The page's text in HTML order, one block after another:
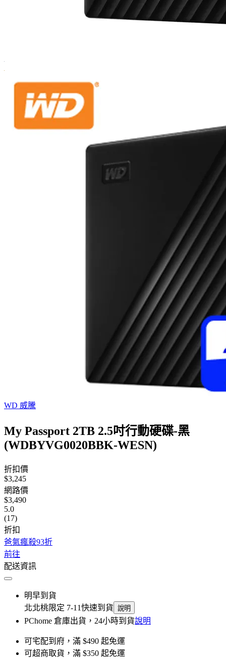
WD 威騰
My Passport 2TB 2.5吋行動硬碟-黑
(WDBYVG0020BBK-WESN)
折扣價
$3,245
網路價
$3,490
5.0
(17)
折扣
爸氣瘋殺93折
前往
配送資訊
明早到貨
北北桃限定 7-11快速到貨 說明
PChome 倉庫出貨，24小時到貨說明
可宅配到府，滿 $490 起免運
可超商取貨，滿 $350 起免運